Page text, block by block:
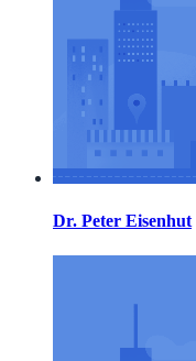
Dr. Peter Eisenhut